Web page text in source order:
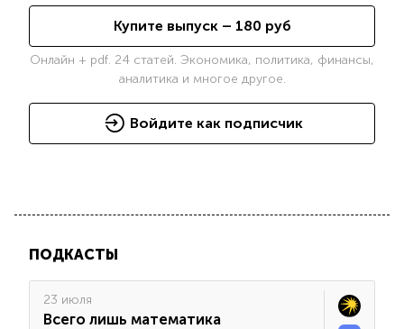
Купите выпуск – 180 руб
Онлайн + pdf. 24 статей. Экономика, политика, финансы,
аналитика и многое другое.
Войдите как подписчик
ПОДКАСТЫ
23 июля
Всего лишь математика